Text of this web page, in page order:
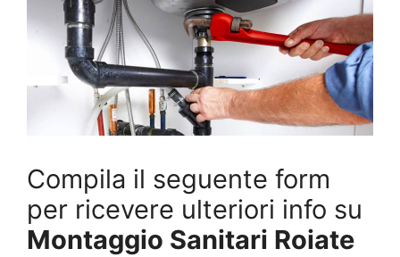
Compila il seguente form
per ricevere ulteriori info su
Montaggio Sanitari Roiate